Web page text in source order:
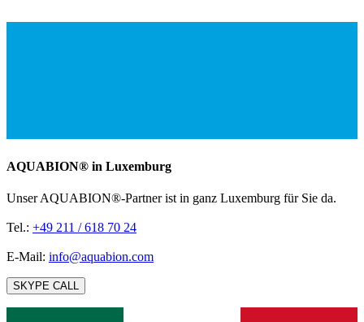
AQUABION®️ in Luxemburg
Unser AQUABION®-Partner ist in ganz Luxemburg für Sie da.
Tel.: +49 211 / 618 70 24
E-Mail: info@aquabion.com
SKYPE CALL